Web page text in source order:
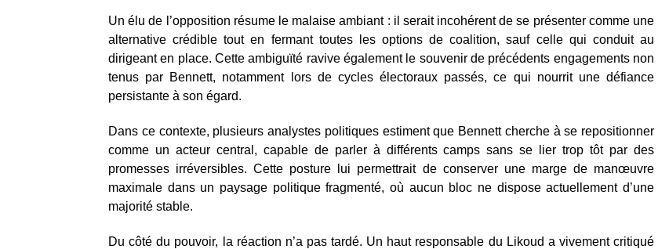
Un élu de l’opposition résume le malaise ambiant : il serait incohérent de se présenter comme une
alternative crédible tout en fermant toutes les options de coalition, sauf celle qui conduit au
dirigeant en place. Cette ambiguïté ravive également le souvenir de précédents engagements non
tenus par Bennett, notamment lors de cycles électoraux passés, ce qui nourrit une défiance
persistante à son égard.
Dans ce contexte, plusieurs analystes politiques estiment que Bennett cherche à se repositionner
comme un acteur central, capable de parler à différents camps sans se lier trop tôt par des
promesses irréversibles. Cette posture lui permettrait de conserver une marge de manœuvre
maximale dans un paysage politique fragmenté, où aucun bloc ne dispose actuellement d’une
majorité stable.
Du côté du pouvoir, la réaction n’a pas tardé. Un haut responsable du Likoud a vivement critiqué